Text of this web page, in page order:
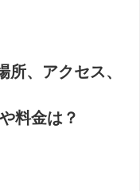
、アクセス、
料金は？